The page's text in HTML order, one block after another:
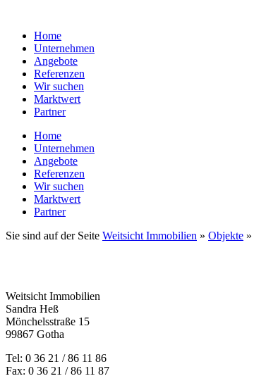
wechselnHome
Unternehmen
Angebote
Referenzen
Wir suchen
Marktwert
Partner
Home
Unternehmen
Angebote
Referenzen
Wir suchen
Marktwert
Partner
Sie sind auf der Seite Weitsicht Immobilien » Objekte »
Weitsicht Immobilien
Sandra Heß
Mönchelsstraße 15
99867 Gotha
Tel: 0 36 21 / 86 11 86
Fax: 0 36 21 / 86 11 87